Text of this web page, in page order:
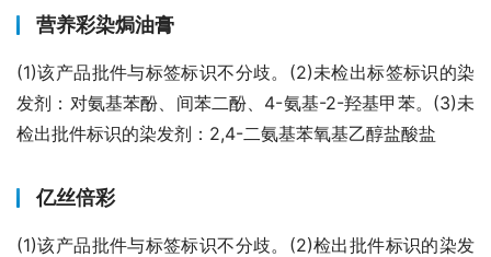
营养彩染焗油膏
(1)该产品批件与标签标识不分歧。(2)未检出标签标识的染
发剂：对氨基苯酚、间苯二酚、4-氨基-2-羟基甲苯。(3)未
检出批件标识的染发剂：2,4-二氨基苯氧基乙醇盐酸盐
亿丝倍彩
(1)该产品批件与标签标识不分歧。(2)检出批件标识的染发